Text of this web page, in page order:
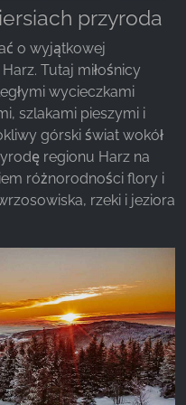
przyroda
o wyjątkowej
Tutaj miłośnicy
wycieczkami
szlakami pieszymi i
górski świat wokół
regionu Harz na
różnorodności flory i
rzeki i jeziora